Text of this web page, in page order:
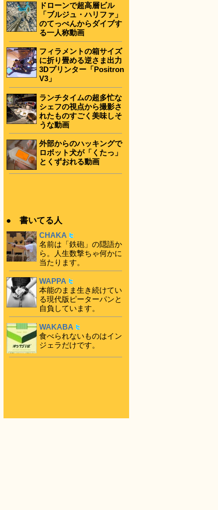
ドローンで超高層ビル
「ブルジュ・ハリファ」
のてっぺんからダイブす
る一人称動画
フィラメントの箱サイズ
に折り畳める逆さま出力
3Dプリンター「Positron
V3」
ランチタイムの超多忙な
シェフの視点から撮影さ
れたものすごく美味しそ
うな動画
外部からのハッキングで
ロボット犬が「くたっ」
とくずおれる動画
● 書いてる人
CHAKA
名前は「鉄砲」の隠語か
ら。人生数撃ちゃ何かに
当たります。
WAPPA
本能のまま生き続けてい
る現代版ピーターパンと
自負しています。
WAKABA
食べられないものはイン
ジェラだけです。